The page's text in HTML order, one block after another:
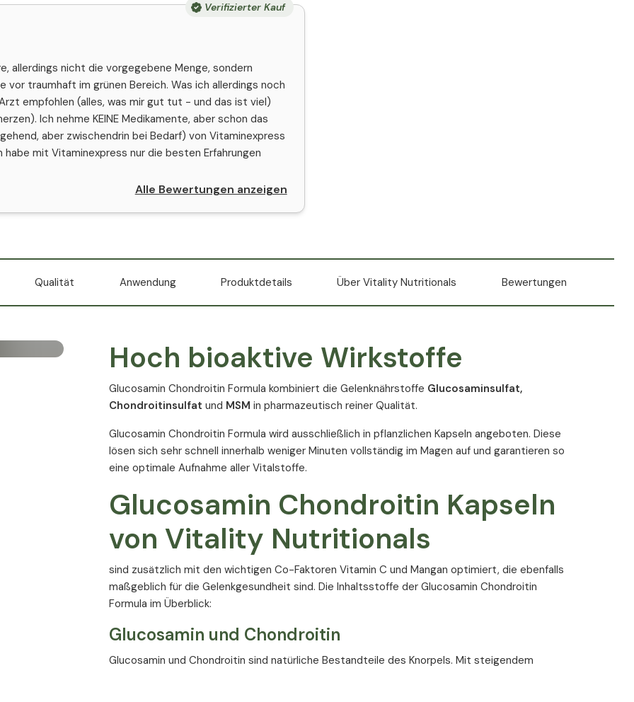
Verifizierter Kauf
allerdings nicht die vorgegebene Menge, sondern
vor traumhaft im grünen Bereich. Was ich allerdings noch
empfohlen (alles, was mir gut tut - und das ist viel)
Ich nehme KEINE Medikamente, aber schon das
aber zwischendrin bei Bedarf) von Vitaminexpress
mit Vitaminexpress nur die besten Erfahrungen
Alle Bewertungen anzeigen
Qualität Anwendung Produktdetails Über Vitality Nutritionals Bewertungen
Hoch bioaktive Wirkstoffe
Glucosamin Chondroitin Formula kombiniert die Gelenknährstoffe Glucosaminsulfat,
Chondroitinsulfat und MSM in pharmazeutisch reiner Qualität.
Glucosamin Chondroitin Formula wird ausschließlich in pflanzlichen Kapseln angeboten. Diese
lösen sich sehr schnell innerhalb weniger Minuten vollständig im Magen auf und garantieren so
eine optimale Aufnahme aller Vitalstoffe.
Glucosamin Chondroitin Kapseln
von Vitality Nutritionals
sind zusätzlich mit den wichtigen Co-Faktoren Vitamin C und Mangan optimiert, die ebenfalls
maßgeblich für die Gelenkgesundheit sind. Die Inhaltsstoffe der Glucosamin Chondroitin
Formula im Überblick:
Glucosamin und Chondroitin
Glucosamin und Chondroitin sind natürliche Bestandteile des Knorpels. Mit steigendem